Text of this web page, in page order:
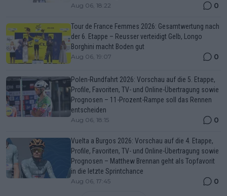
Aug 06, 18:22 0
Tour de France Femmes 2026: Gesamtwertung nach
der 6. Etappe – Reusser verteidigt Gelb, Longo
Borghini macht Boden gut
Aug 06, 19:07 0
Polen-Rundfahrt 2026: Vorschau auf die 5. Etappe,
Profile, Favoriten, TV- und Online-Übertragung sowie
Prognosen – 11-Prozent-Rampe soll das Rennen
entscheiden
Aug 06, 18:15 0
Vuelta a Burgos 2026: Vorschau auf die 4. Etappe,
Profile, Favoriten, TV- und Online-Übertragung sowie
Prognosen – Matthew Brennan geht als Topfavorit
in die letzte Sprintchance
Aug 06, 17:45 0